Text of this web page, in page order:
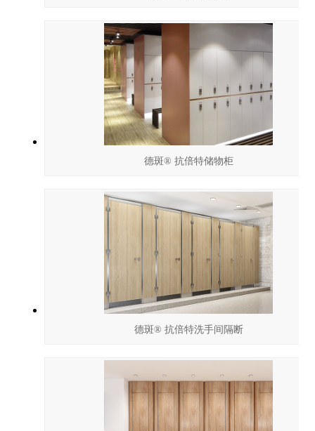
德斑® 抗倍特储物柜
德斑® 抗倍特洗手间隔断